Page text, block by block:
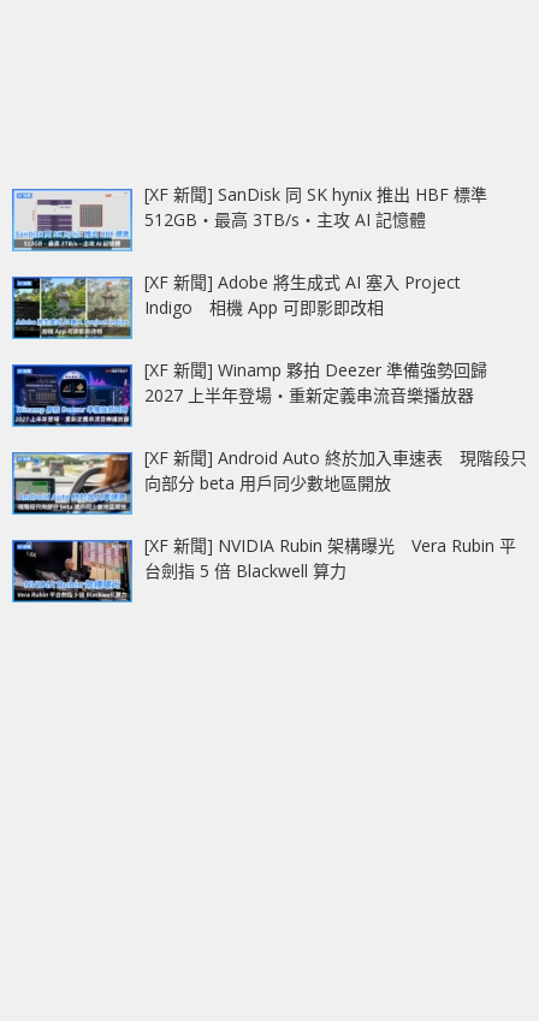
[XF 新聞] SanDisk 同 SK hynix 推出 HBF 標準
512GB‧最高 3TB/s‧主攻 AI 記憶體
[XF 新聞] Adobe 將生成式 AI 塞入 Project
Indigo 相機 App 可即影即改相
[XF 新聞] Winamp 夥拍 Deezer 準備強勢回歸
2027 上半年登場‧重新定義串流音樂播放器
[XF 新聞] Android Auto 終於加入車速表 現階段只
向部分 beta 用戶同少數地區開放
[XF 新聞] NVIDIA Rubin 架構曝光 Vera Rubin 平
台劍指 5 倍 Blackwell 算力